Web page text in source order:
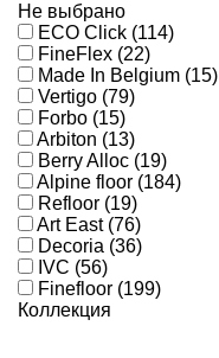
Не выбрано
ECO Click (114)
FineFlex (22)
Made In Belgium (15)
Vertigo (79)
Forbo (15)
Arbiton (13)
Berry Alloc (19)
Alpine floor (184)
Refloor (19)
Art East (76)
Decoria (36)
IVC (56)
Finefloor (199)
Коллекция